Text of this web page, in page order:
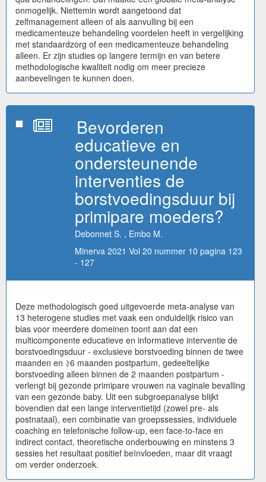
onmogelijk. Niettemin wordt aangetoond dat
zelfmanagement alleen of als aanvulling bij een
medicamenteuze behandeling voordelen heeft in vergelijking
met standaardzorg of een medicamenteuze behandeling
alleen. Er zijn studies op langere termijn en van betere
methodologische kwaliteit nodig om meer precieze
aanbevelingen te kunnen doen.
Bevorderen
educatieve en
ondersteunende
interventies de
borstvoedingsduur bij
primipare moeders?
Debonnet S. , Embo M.
Minerva 2021 Vol 20 nummer 10 pagina 123
- 127
Deze methodologisch goed uitgevoerde meta-analyse van
13 heterogene studies met vaak een onduidelijk risico van
bias voor meerdere domeinen toont aan dat een
multicomponente educatieve en informatieve interventie de
borstvoedingsduur - exclusieve borstvoeding binnen de twee
maanden en ≥6 maanden postpartum, gedeeltelijke
borstvoeding alleen binnen de 2 maanden postpartum -
verlengt bij gezonde primipare vrouwen na vaginale bevalling
van een gezonde baby. Uit een subgroepanalyse blijkt
bovendien dat een lange interventietijd (zowel pre- als
postnataal), een combinatie van groepssessies, individuele
coaching en telefonische follow-up, een face-to-face en
indirect contact, theoretische onderbouwing en minstens 3
sessies het resultaat positief beïnvloeden, maar dit vraagt
om verder onderzoek.